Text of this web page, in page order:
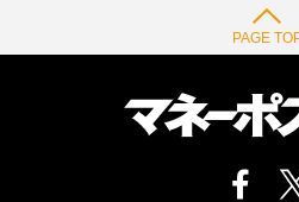
PAGE